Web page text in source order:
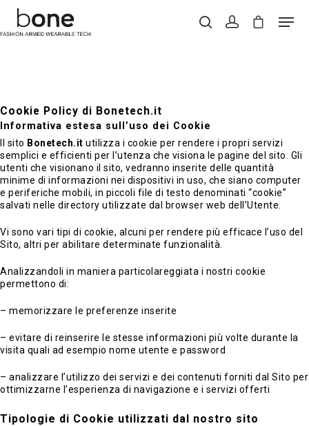
Cookie Policy di Bonetech.it
Informativa estesa sull’uso dei Cookie
Il sito Bonetech.it utilizza i cookie per rendere i propri servizi
semplici e efficienti per l’utenza che visiona le pagine del sito. Gli
utenti che visionano il sito, vedranno inserite delle quantità
minime di informazioni nei dispositivi in uso, che siano computer
e periferiche mobili, in piccoli file di testo denominati “cookie”
salvati nelle directory utilizzate dal browser web dell’Utente.
Vi sono vari tipi di cookie, alcuni per rendere più efficace l’uso del
Sito, altri per abilitare determinate funzionalità.
Analizzandoli in maniera particolareggiata i nostri cookie
permettono di:
– memorizzare le preferenze inserite
– evitare di reinserire le stesse informazioni più volte durante la
visita quali ad esempio nome utente e password
– analizzare l’utilizzo dei servizi e dei contenuti forniti dal Sito per
ottimizzarne l’esperienza di navigazione e i servizi offerti
Tipologie di Cookie utilizzati dal nostro sito